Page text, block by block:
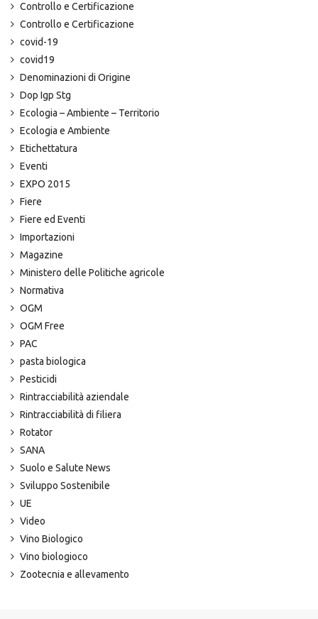
Controllo e Certificazione
Controllo e Certificazione
covid-19
covid19
Denominazioni di Origine
Dop Igp Stg
Ecologia – Ambiente – Territorio
Ecologia e Ambiente
Etichettatura
Eventi
EXPO 2015
Fiere
Fiere ed Eventi
Importazioni
Magazine
Ministero delle Politiche agricole
Normativa
OGM
OGM Free
PAC
pasta biologica
Pesticidi
Rintracciabilità aziendale
Rintracciabilità di filiera
Rotator
SANA
Suolo e Salute News
Sviluppo Sostenibile
UE
Video
Vino Biologico
Vino biologioco
Zootecnia e allevamento